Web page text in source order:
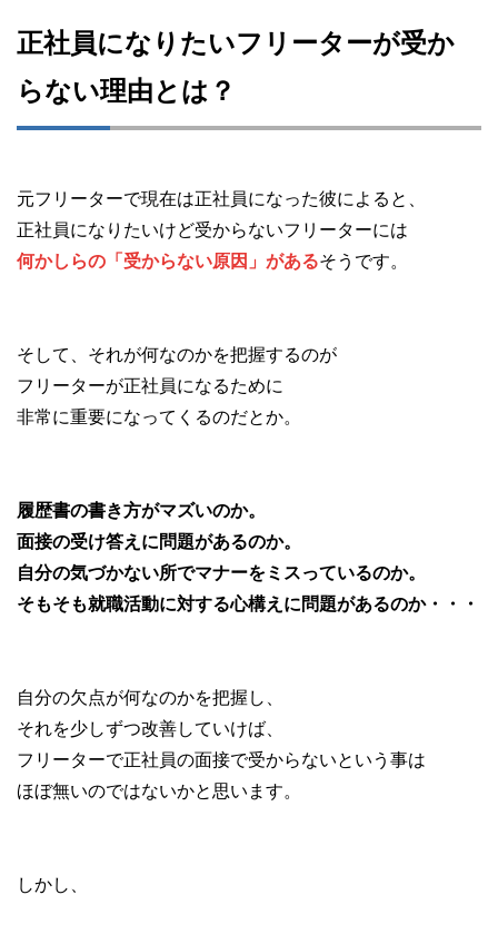
正社員になりたいフリーターが受か
らない理由とは？
元フリーターで現在は正社員になった彼によると、
正社員になりたいけど受からないフリーターには
何かしらの「受からない原因」があるそうです。
そして、それが何なのかを把握するのが
フリーターが正社員になるために
非常に重要になってくるのだとか。
履歴書の書き方がマズいのか。
面接の受け答えに問題があるのか。
自分の気づかない所でマナーをミスっているのか。
そもそも就職活動に対する心構えに問題があるのか・・・
自分の欠点が何なのかを把握し、
それを少しずつ改善していけば、
フリーターで正社員の面接で受からないという事は
ほぼ無いのではないかと思います。
しかし、